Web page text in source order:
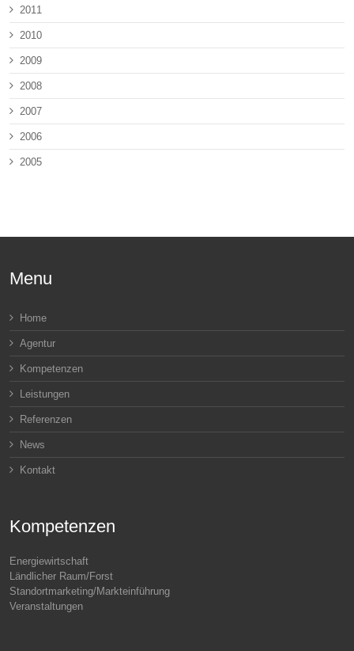
2011
2010
2009
2008
2007
2006
2005
Menu
Home
Agentur
Kompetenzen
Leistungen
Referenzen
News
Kontakt
Kompetenzen
Energiewirtschaft
Ländlicher Raum/Forst
Standortmarketing/Markteinführung
Veranstaltungen